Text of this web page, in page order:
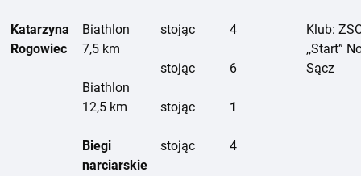
Katarzyna
Rogowiec
Biathlon
7,5 km
Biathlon
12,5 km
Biegi
narciarskie
stojąc
stojąc
stojąc
stojąc
4
6
1
4
Klub:
,,Start”
Sącz